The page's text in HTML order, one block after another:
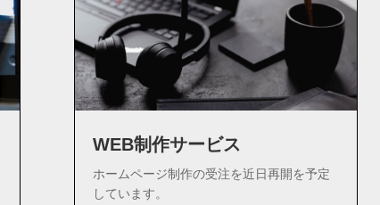
WEB制作サービス
ホームページ制作の受注を近日再開を予定
しています。